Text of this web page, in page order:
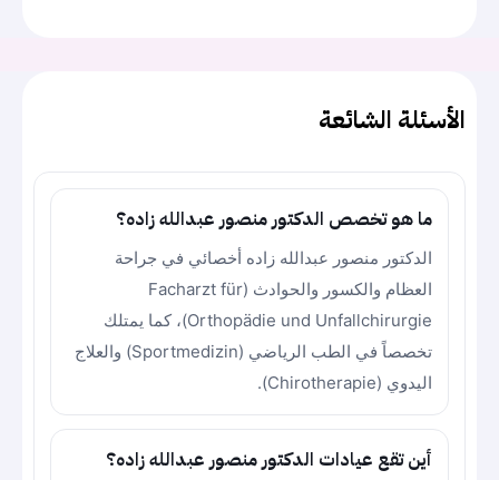
الأسئلة الشائعة
ما هو تخصص الدكتور منصور عبدالله زاده؟
الدكتور منصور عبدالله زاده أخصائي في جراحة
العظام والكسور والحوادث (Facharzt für
Orthopädie und Unfallchirurgie)، كما يمتلك
تخصصاً في الطب الرياضي (Sportmedizin) والعلاج
اليدوي (Chirotherapie).
أين تقع عيادات الدكتور منصور عبدالله زاده؟